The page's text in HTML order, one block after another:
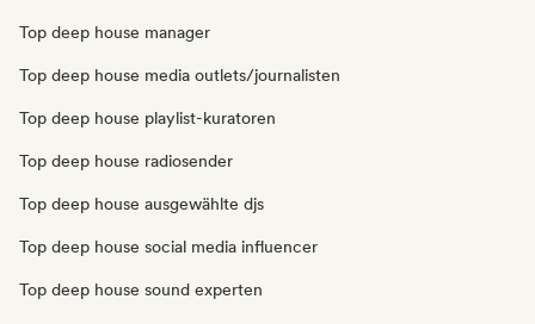
Top deep house manager
Top deep house media outlets/journalisten
Top deep house playlist-kuratoren
Top deep house radiosender
Top deep house ausgewählte djs
Top deep house social media influencer
Top deep house sound experten